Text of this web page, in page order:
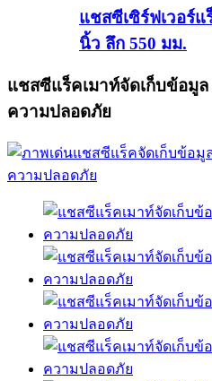
แชสซีเซิร์ฟเวอร์
นิ้ว ลึก 550 มม.
แชสซีแร็คเมาท์จัดเก็บข้อมู
ความปลอดภัย